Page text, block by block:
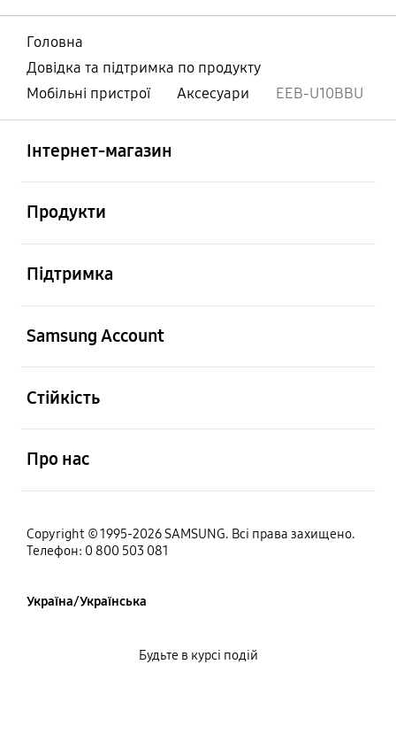
Головна
Довідка та підтримка по продукту
Мобільні пристрої
Аксесуари EEB-U10BBU
Інтернет-магазин
Продукти
Підтримка
Samsung Account
Стійкість
Про нас
Copyright © 1995-2026 SAMSUNG. Всі права захищено.
Телефон: 0 800 503 081
Україна/Українська
Будьте в курсі подій